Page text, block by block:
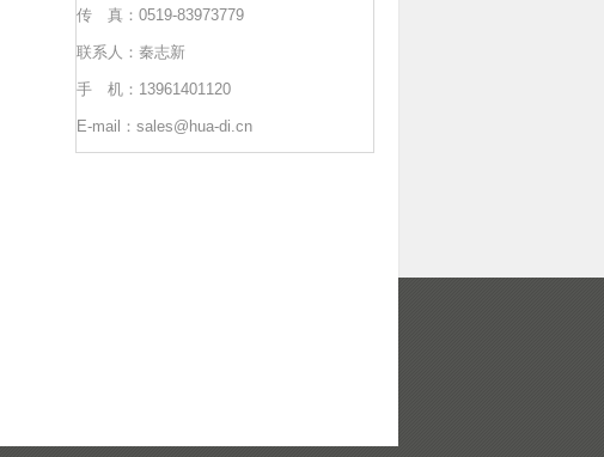
传 真：0519-83973779
联系人：秦志新
手 机：13961401120
E-mail：sales@hua-di.cn